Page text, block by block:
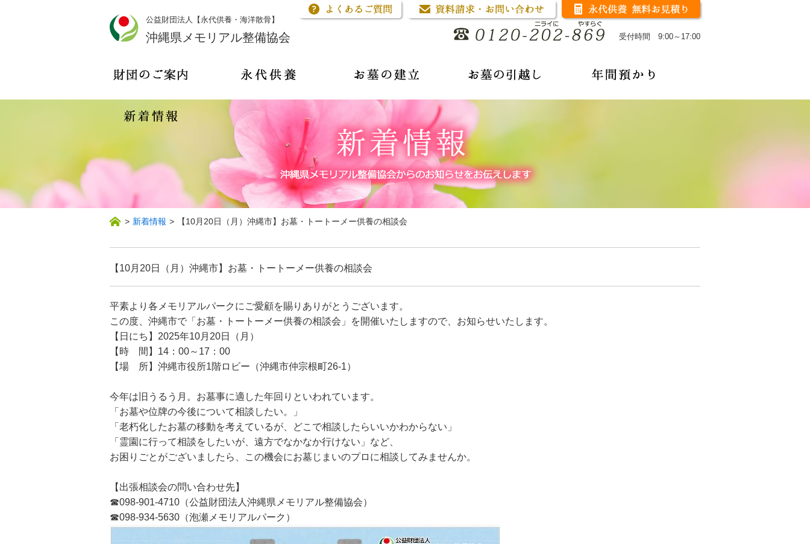
公益財団法人【永代供養・海洋散骨】
沖縄県メモリアル整備協会 受付時間 9:00～17:00
> 新着情報 > 【10月20日（月）沖縄市】お墓・トートーメー供養の相談会
【10月20日（月）沖縄市】お墓・トートーメー供養の相談会
平素より各メモリアルパークにご愛顧を賜りありがとうございます。
この度、沖縄市で「お墓・トートーメー供養の相談会」を開催いたしますので、お知らせいたします。
【日にち】2025年10月20日（月）
【時 間】14：00～17：00
【場 所】沖縄市役所1階ロビー（沖縄市仲宗根町26-1）
今年は旧うるう月。お墓事に適した年回りといわれています。
「お墓や位牌の今後について相談したい。」
「老朽化したお墓の移動を考えているが、どこで相談したらいいかわからない」
「霊園に行って相談をしたいが、遠方でなかなか行けない」など、
お困りごとがございましたら、この機会にお墓じまいのプロに相談してみませんか。
【出張相談会の問い合わせ先】
☎098-901-4710（公益財団法人沖縄県メモリアル整備協会）
☎098-934-5630（泡瀬メモリアルパーク）